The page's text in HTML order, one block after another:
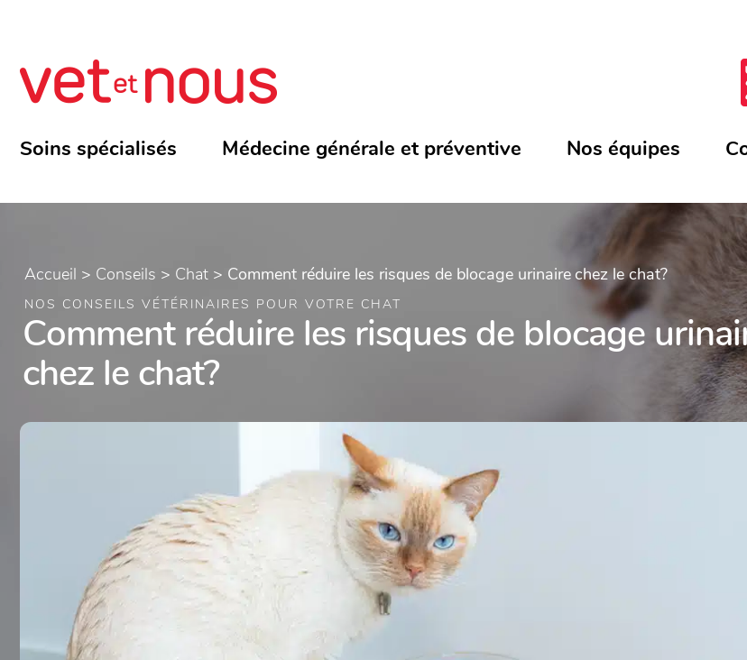
Soins spécialisés Médecine générale et préventive Nos équipes
Accueil > Conseils > Chat > Comment réduire les risques de blocage urinaire chez le chat?
NOS CONSEILS VÉTÉRINAIRES POUR VOTRE CHAT
Comment réduire les risques de blocage
chez le chat?